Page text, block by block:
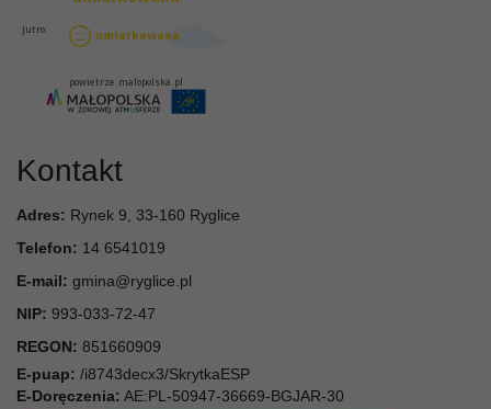
Kontakt
Adres: Rynek 9, 33-160 Ryglice
Telefon: 14 6541019
E-mail: gmina@ryglice.pl
NIP: 993-033-72-47
REGON: 851660909
E-puap: /i8743decx3/SkrytkaESP
E-Doręczenia: AE:PL-50947-36669-BGJAR-30